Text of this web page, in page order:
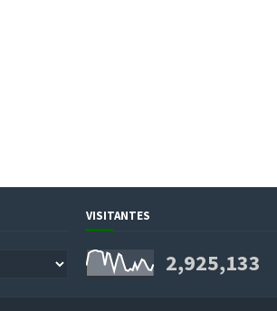
VISITANTES
2,925,133